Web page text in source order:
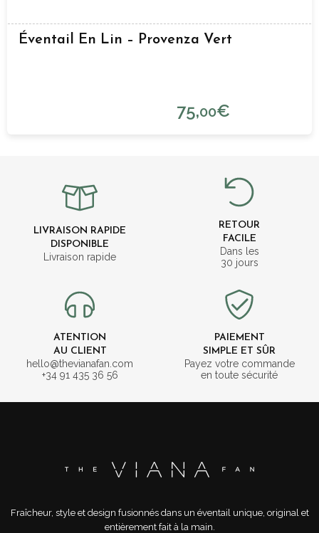
Éventail En Lin – Provenza Vert
75,00€
LIVRAISON RAPIDE
DISPONIBLE
Livraison rapide
RETOUR
FACILE
Dans les
30 jours
ATENTION
AU CLIENT
hello@thevianafan.com
+34 91 435 36 56
PAIEMENT
SIMPLE ET SÛR
Payez votre commande
en toute sécurité
Fraîcheur, style et design fusionnés dans un éventail unique, original et
entièrement fait à la main.